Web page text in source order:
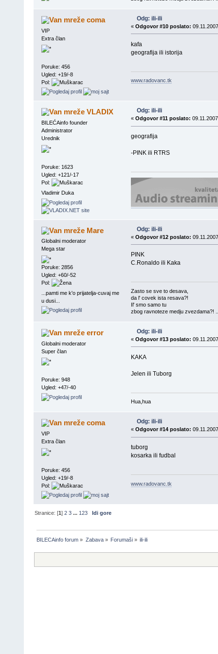
coma
VIP
Extra član
Poruke: 456
Ugled: +19/-8
Pol:
Odg: ili-ili
« Odgovor #10 poslato:
kafa
geografija ili istorija
www.radovanc.tk
VLADIX
BILEĆAinfo founder
Administrator
Urednik
Poruke: 1623
Ugled: +121/-17
Pol:
Vladimir Duka
Odg: ili-ili
« Odgovor #11 poslato:
geografija
-PINK ili RTRS
Mare
Globalni moderator
Mega star
Poruke: 2856
Ugled: +60/-52
Pol:
...pamti me k'o prijatelja-cuvaj me
u dusi...
Odg: ili-ili
« Odgovor #12 poslato:
PINK
C.Ronaldo ili Kaka
Zasto se sve to desava,
da l' covek ista resava?!
Il' smo samo tu
zbog ravnoteze medju zvezdama?!
error
Globalni moderator
Super član
Poruke: 948
Ugled: +47/-40
Odg: ili-ili
« Odgovor #13 poslato:
KAKA
Jelen ili Tuborg
Hua,hua
coma
VIP
Extra član
Poruke: 456
Ugled: +19/-8
Pol:
Odg: ili-ili
« Odgovor #14 poslato:
tuborg
kosarka ili fudbal
www.radovanc.tk
Stranice: [1]2 3 ... 123 Idi gore
BILECAinfo forum » Zabava» Forumaši» ili-ili